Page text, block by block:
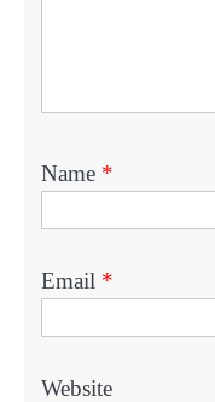
Name *
Email *
Website